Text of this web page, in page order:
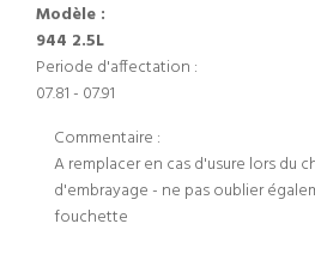
Modèle :
944 2.5L
Periode d'affectation :
07.81 - 07.91
Commentaire :
A remplacer en cas d'usure lors du
d'embrayage - ne pas oublier
fouchette